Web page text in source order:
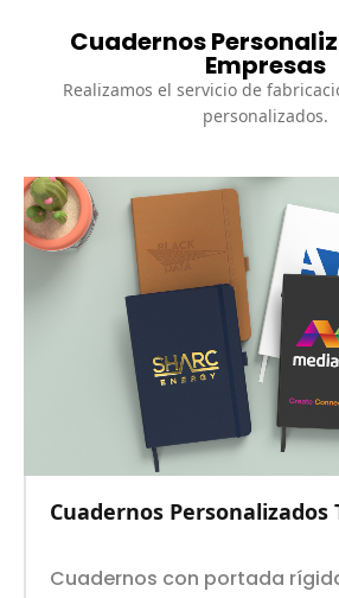
Cuadernos
Empresas
Realizamos el servicio de
personalizados.
Cuadernos Personalizados
Cuadernos con portada